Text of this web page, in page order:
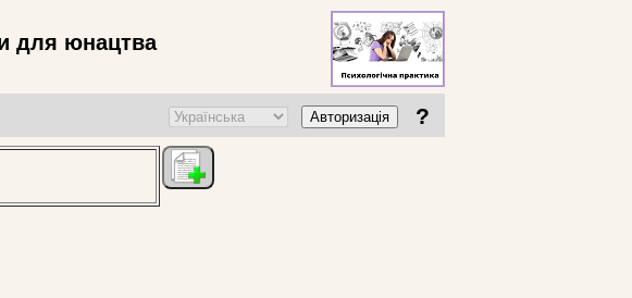
для юнацтва
Авторизація ?